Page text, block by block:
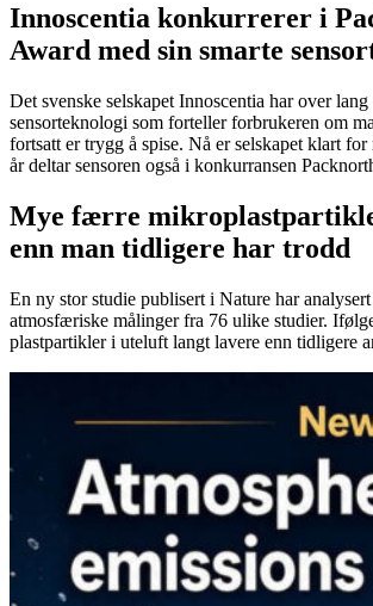
Innoscentia konkurrerer i
Award med sin smarte
Det svenske selskapet Innoscentia har over
sensorteknologi som forteller forbrukeren om
fortsatt er trygg å spise. Nå er selskapet klart
år deltar sensoren også i konkurransen
Mye færre
enn man tidligere har trodd
En ny stor studie publisert i Nature har
atmosfæriske målinger fra 76 ulike studier.
plastpartikler i uteluft langt lavere enn tidligere